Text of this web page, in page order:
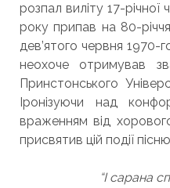
розпал виліту 17-річної
року припав на 80-
дев’ятого червня 1970-
неохоче отримував
Принстонського
Іронізуючи над
враженням від
присвятив цій події
“І сарана